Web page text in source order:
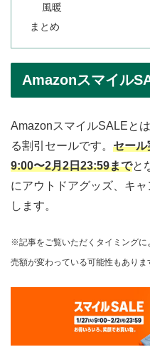
風暖
まとめ
Amazonスマイル
AmazonスマイルSALEと
る割引セールです。 セール
9:00〜2月2日23:59までと
にアウトドアグッズ、キ
します。
※記事をご覧いただくタイミングに
売額が変わっている可能性もありま